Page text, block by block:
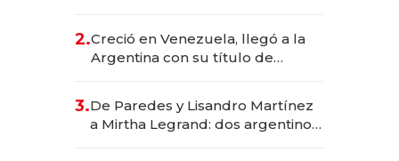
2.Creció en Venezuela, llegó a la
Argentina con su título de
las marcas "fast premium"
3.De Paredes y Lisandro Martínez
a Mirtha Legrand: dos argentinos